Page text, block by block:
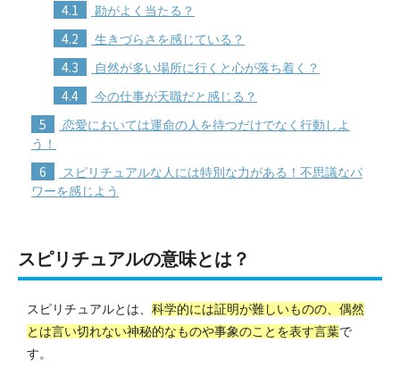
4.1 勘がよく当たる？
4.2 生きづらさを感じている？
4.3 自然が多い場所に行くと心が落ち着く？
4.4 今の仕事が天職だと感じる？
5
恋愛においては運命の人を待つだけでなく行動しよ
う！
6
スピリチュアルな人には特別な力がある！不思議なパ
ワーを感じよう
スピリチュアルの意味とは？
スピリチュアルとは、 科学的には証明が難しいものの、偶然
とは言い切れない神秘的なものや事象のことを表す言葉で
す。